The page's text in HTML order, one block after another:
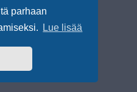
parhaan
Lue lisää